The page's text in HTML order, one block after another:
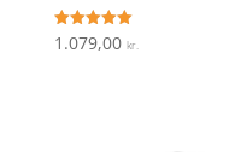
Vurderet
5
1.079,00 kr.